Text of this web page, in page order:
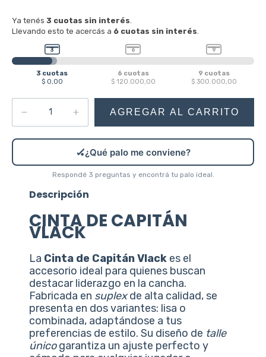
🏑¿Qué palo me conviene?
Respondé 3 preguntas y encontrá tu palo ideal.
Descripción
CINTA DE CAPITÁN
VLACK
La Cinta de Capitán Vlack es el
accesorio ideal para quienes buscan
destacar liderazgo en la cancha.
Fabricada en suplexde alta calidad, se
presenta en dos variantes: lisa o
combinada, adaptándose a tus
preferencias de estilo. Su diseño de talle
únicogarantiza un ajuste perfecto y